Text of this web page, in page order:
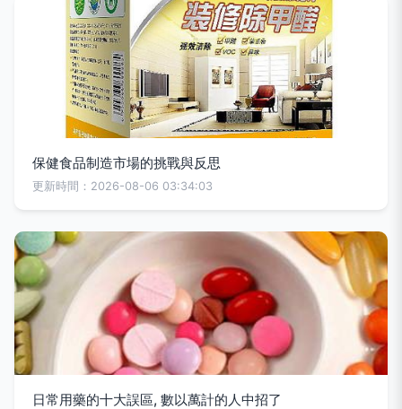
保健食品制造市場的挑戰與反思
更新時間：2026-08-06 03:34:03
日常用藥的十大誤區, 數以萬計的人中招了